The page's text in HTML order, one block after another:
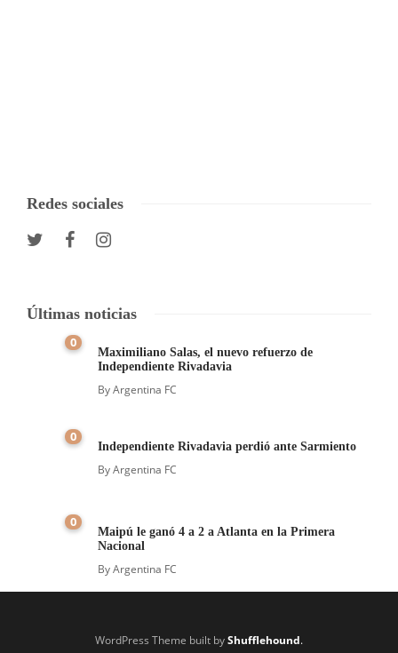
Redes sociales
Últimas noticias
0
Maximiliano Salas, el nuevo refuerzo de
Independiente Rivadavia
ByArgentina FC
0
Independiente Rivadavia perdió ante Sarmiento
ByArgentina FC
0
Maipú le ganó 4 a 2 a Atlanta en la Primera
Nacional
ByArgentina FC
WordPress Theme built byShufflehound.